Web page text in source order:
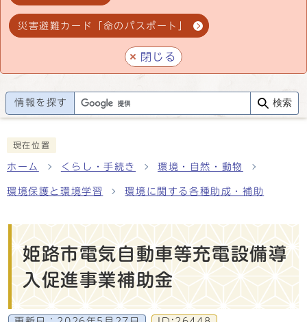
災害避難カード「命のパスポート」
閉じる
情報を探す 検索
現在位置
ホーム くらし・手続き 環境・自然・動物
環境保護と環境学習 環境に関する各種助成・補助
姫路市電気自動車等充電設備導
入促進事業補助金